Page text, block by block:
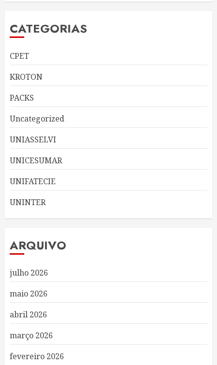
CATEGORIAS
CPET
KROTON
PACKS
Uncategorized
UNIASSELVI
UNICESUMAR
UNIFATECIE
UNINTER
ARQUIVO
julho 2026
maio 2026
abril 2026
março 2026
fevereiro 2026